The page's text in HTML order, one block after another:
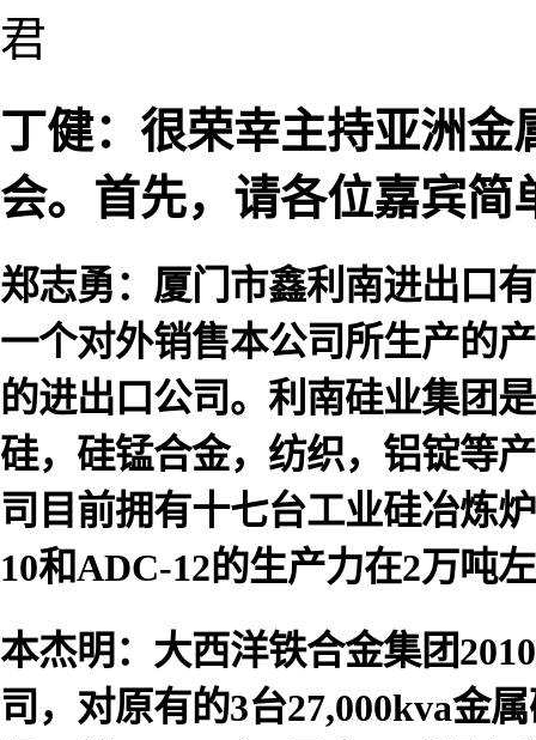
君
丁健：很荣幸主持亚洲金
会。首先，请各位嘉宾简
郑志勇：厦门市鑫利南进出口
一个对外销售本公司所生产的
的进出口公司。利南硅业集团
硅，硅锰合金，纺织，铝锭等
司目前拥有十七台工业硅冶炼
10和ADC-12的生产力在2万吨
本杰明：大西洋铁合金集团
司，对原有的3台27,000kva金